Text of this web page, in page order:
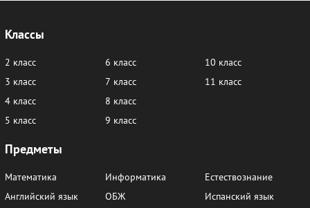
Классы
2 класс
3 класс
4 класс
5 класс
6 класс
7 класс
8 класс
9 класс
10 класс
11 класс
Предметы
Математика
Английский язык
Информатика
ОБЖ
Естествознание
Испанский язык